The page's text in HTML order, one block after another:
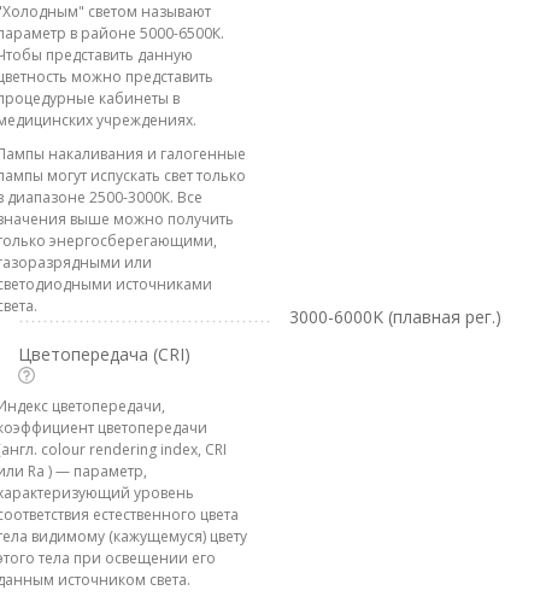
светом называют
в районе 5000-6500К.
представить данную
можно представить
кабинеты в
учреждениях.
накаливания и галогенные
могут испускать свет только
диапазоне 2500-3000К. Все
выше можно получить
энергосберегающими,
или
источниками
3000-6000K (плавная рег.)
Цветопередача (CRI)
цветопередачи,
цветопередачи
colour rendering index, CRI
Ra ) — параметр,
уровень
естественного цвета
видимому (кажущемуся) цвету
тела при освещении его
источником света.